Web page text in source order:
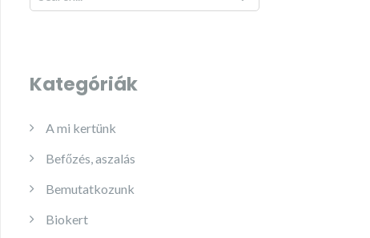
Kategóriák
A mi kertünk
Befőzés, aszalás
Bemutatkozunk
Biokert